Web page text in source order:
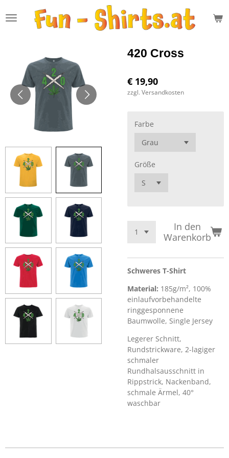
Hauptinhalt
420 Cross
€ 19,90
zzgl. Versandkosten
Farbe
Größe
In den
Warenkorb
Schweres T-Shirt
Material: 185g/m², 100%
einlaufvorbehandelte
ringgesponnene
Baumwolle, Single Jersey
Legerer Schnitt,
Rundstrickware, 2-lagiger
schmaler
Rundhalsausschnitt in
Rippstrick, Nackenband,
schmale Ärmel, 40°
waschbar